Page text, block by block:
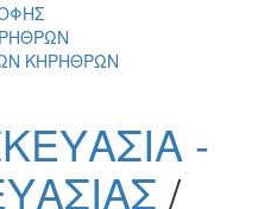
ΚΗΡΗΘΡΩΝ
-
/